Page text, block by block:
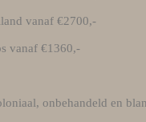
vanaf €2700,-
vanaf €1360,-
onbehandeld en